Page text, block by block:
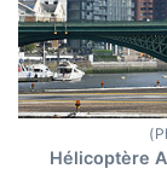
Hélicoptère